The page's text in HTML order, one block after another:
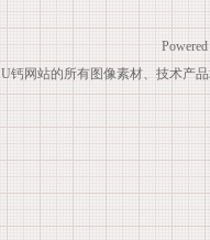
U钙网站的所有图像素材、技术产